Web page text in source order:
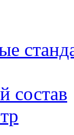
состав